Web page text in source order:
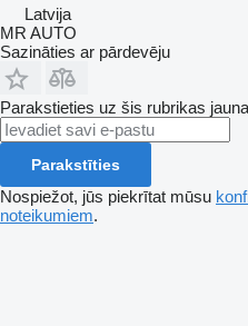
Latvija
MR AUTO
Sazināties ar pārdevēju
Parakstieties uz šis rubrikas
Parakstīties
Nospiežot, jūs piekrītat mūsu
noteikumiem.